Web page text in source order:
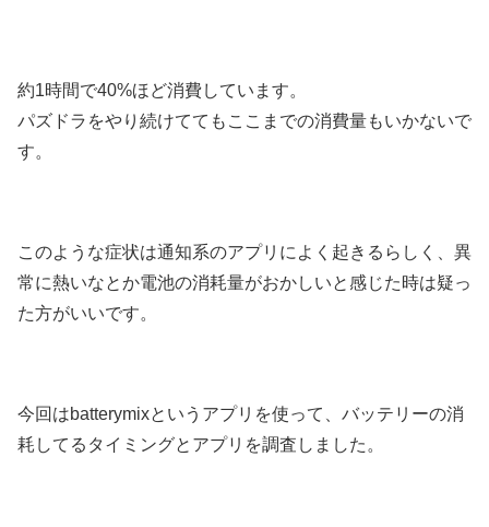
約1時間で40%ほど消費しています。
パズドラをやり続けててもここまでの消費量もいかないで
す。
このような症状は通知系のアプリによく起きるらしく、異
常に熱いなとか電池の消耗量がおかしいと感じた時は疑っ
た方がいいです。
今回はbatterymixというアプリを使って、バッテリーの消
耗してるタイミングとアプリを調査しました。